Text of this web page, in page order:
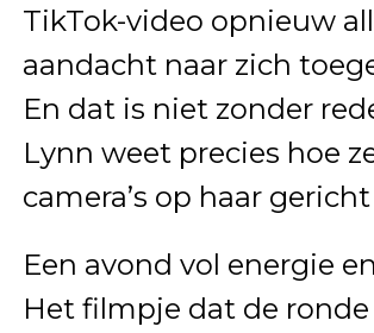
TikTok-video opnieuw
aandacht naar zich
En dat is niet zonder
Lynn weet precies hoe
camera’s op haar
Een avond vol energie
Het filmpje dat de